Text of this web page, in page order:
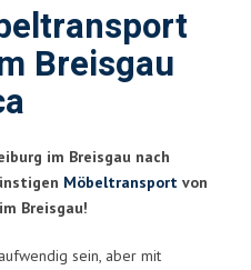
Breisgau
im Breisgau nach
Möbeltransport von
Breisgau!
sein, aber mit